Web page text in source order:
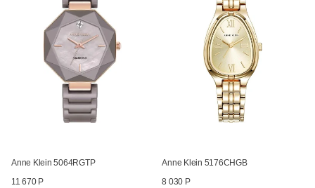
Anne Klein 5064RGTP
11 670 Р
Anne Klein 5176CHGB
8 030 Р